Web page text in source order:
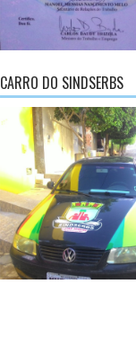
CARRO DO SINDSERBS